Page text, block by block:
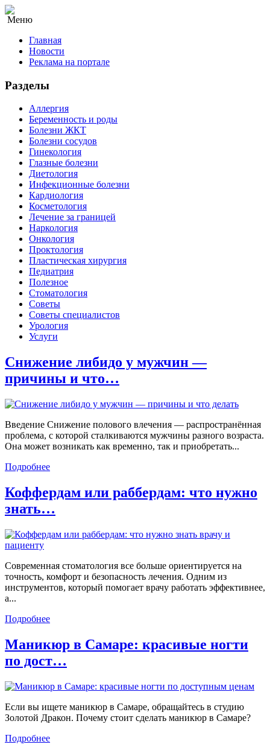
Меню
Главная
Новости
Реклама на портале
Разделы
Аллергия
Беременность и роды
Болезни ЖКТ
Болезни сосудов
Гинекология
Глазные болезни
Диетология
Инфекционные болезни
Кардиология
Косметология
Лечение за границей
Наркология
Онкология
Проктология
Пластическая хирургия
Педиатрия
Полезное
Стоматология
Советы
Советы специалистов
Урология
Услуги
Снижение либидо у мужчин —
причины и что…
Введение Снижение полового влечения — распространённая
проблема, с которой сталкиваются мужчины разного возраста.
Она может возникать как временно, так и приобретать...
Подробнее
Коффердам или раббердам: что нужно
знать…
Современная стоматология все больше ориентируется на
точность, комфорт и безопасность лечения. Одним из
инструментов, который помогает врачу работать эффективнее,
а...
Подробнее
Маникюр в Самаре: красивые ногти
по дост…
Если вы ищете маникюр в Самаре, обращайтесь в студию
Золотой Дракон. Почему стоит сделать маникюр в Самаре?
Подробнее